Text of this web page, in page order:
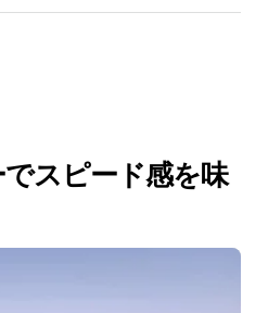
スピード感を味